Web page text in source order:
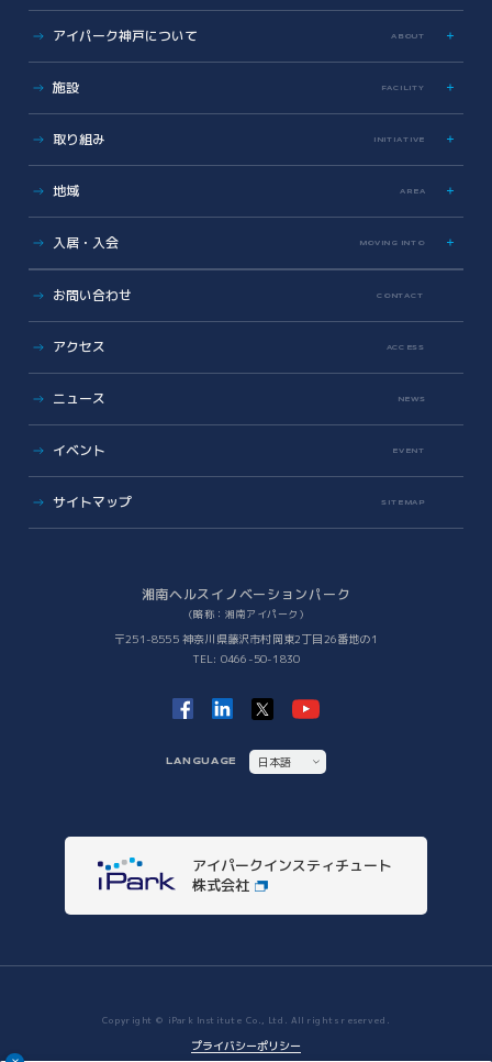
歩み
Photo & Movie Library
基本情報資料
運営会社について
こどもとかがくとあいぱーく
アイパーク神戸について ABOUT
プレスリリース
施設 FACILITY
共有設備・スペース
安全対策・環境保全
取り組み INITIATIVE
AI/DX Concierge
コラボレーション支援
共創支援プログラム(CollaboRaising)
オンラインマッチングシステム
iNexS
リーダーズクラブ
Venture Mentoring Service
Incubation Program
ヘルスケアMaas研究
他拠点との連携
地域 AREA
地域に開かれた湘南アイパーク
地域への報告
入居・入会 MOVING INTO
メンバーシップ入会
入居者コミュニティ
サイエンスカフェ
有志活動(iPass)
アイパーク公認クラブ
お問い合わせ CONTACT
アクセス ACCESS
ニュース NEWS
イベント EVENT
サイトマップ SITEMAP
湘南ヘルスイノベーションパーク
（略称：湘南アイパーク）
〒251-8555 神奈川県藤沢市村岡東2丁目26番地の1
TEL: 0466-50-1830
LANGUAGE
日本語
アイパークインスティチュート
株式会社
Copyright © iPark Institute Co., Ltd. All rights reserved.
プライバシーポリシー